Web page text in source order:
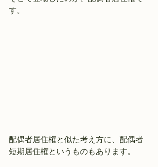
す。
配偶者居住権と似た考え方に、配偶者
短期居住権というものもあります。